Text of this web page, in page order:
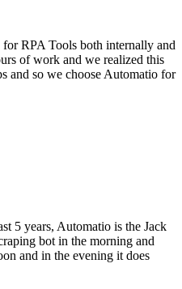
RPA Tools both internally and
of work and we realized this
and so we choose Automatio for
5 years, Automatio is the Jack
bot in the morning and
and in the evening it does